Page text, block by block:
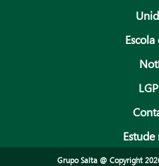
Escola
Estude
Grupo Salta @ Copyright